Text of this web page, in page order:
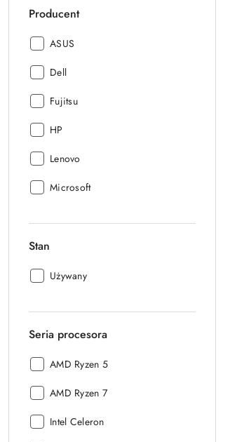
Producent
Producent:
ASUS
Producent:
Dell
Producent:
Fujitsu
Producent:
HP
Producent:
Lenovo
Producent:
Microsoft
Stan
Stan:
Używany
Seria procesora
Seria
AMD Ryzen 5
Seria
AMD Ryzen 7
Seria
Intel Celeron